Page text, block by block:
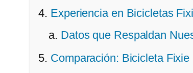
Experiencia en Bicicletas
Datos que Respaldan
Comparación: Bicicleta